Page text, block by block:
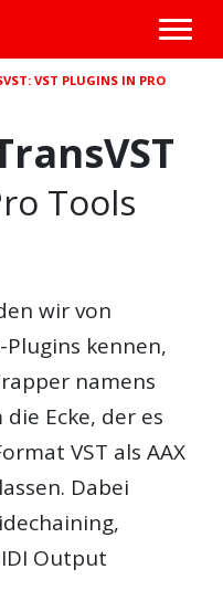
VST PLUGINS IN PRO
Tools
wir von
kennen,
namens
die Ecke, der es
VST als AAX
Dabei
Output